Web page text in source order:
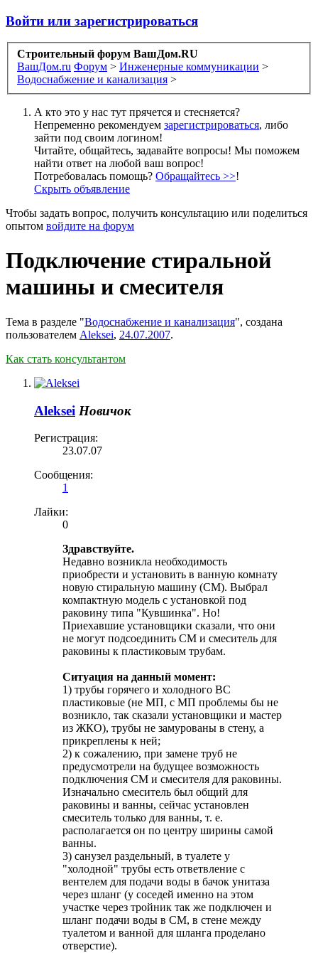
Войти или зарегистрироваться
Строительный форум ВашДом.RU
ВашДом.ru Форум > Инженерные коммуникации >
Водоснабжение и канализация >
А кто это у нас тут прячется и стесняется?
Непременно рекомендуем зарегистрироваться, либо
зайти под своим логином!
Читайте, общайтесь, задавайте вопросы! Мы поможем
найти ответ на любой ваш вопрос!
Потребовалась помощь? Обращайтесь >>!
Скрыть объявление
Чтобы задать вопрос, получить консультацию или поделиться
опытом войдите на форум
Подключение стиральной
машины и смесителя
Тема в разделе "Водоснабжение и канализация", создана
пользователем Aleksei, 24.07.2007.
Как стать консультантом
Aleksei Новичок
Регистрация:
23.07.07
Сообщения:
1
Лайки:
0
Здравствуйте.
Недавно возникла необходимость
приобрести и установить в ванную комнату
новую стиральную машину (СМ). Выбрал
компактную модель с установкой под
раковину типа "Кувшинка". Но!
Приехавшие установщики сказали, что они
не могут подсоединить СМ и смеситель для
раковины к пластиковым трубам.
Ситуация на данный момент:
1) трубы горячего и холодного ВС
пластиковые (не МП, с МП проблемы бы не
возникло, так сказали установщики и мастер
из ЖКО), трубы не замурованы в стену, а
прикреплены к ней;
2) к сожалению, при замене труб не
предусмотрели на будущее возможность
подключения СМ и смесителя для раковины.
Изначально смеситель был общий для
раковины и ванны, сейчас установлен
смеситель только для ванны, т. е.
располагается он по центру ширины самой
ванны.
3) санузел раздельный, в туалете у
"холодной" трубы есть ответвление с
вентелем для подачи воды в бачок унитаза
через шланг (у соседей именно на этом
участке через тройник так же подключен и
шланг подачи воды в СМ, в стене между
туалетом и ванной для шланга проделано
отверстие).